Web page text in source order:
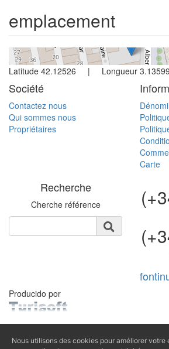
emplacementRéf. VISTAMAR | Vente
Latitude 42.12526 | Longueur
Société
Contactez nous
Qui sommes nous
Propriétaires
Carte
Recherche
Cherche référence
Producido por
Nous utilisons des cookies pour améliorer